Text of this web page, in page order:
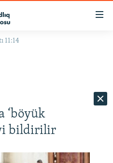
11:14
‘böyük
bildirilir